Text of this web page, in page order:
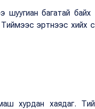
шуугиан багатай
эртнээс хийх
маш хурдан хаядаг.